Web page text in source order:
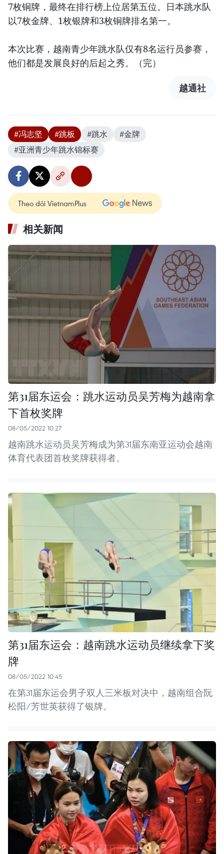
7枚铜牌，最终在排行榜上位居第五位。日本跳水队
以7枚金牌、1枚银牌和3枚铜牌排名第一。
本次比赛，越南青少年跳水队仅有8名运行员参赛，
他们都是发展良好的后起之秀。（完）
越通社
#冯志坚 #跳板 #跳水
#金牌
#亚洲青少年跳水锦标赛
Theo dõi VietnamPlus
相关新闻
第31届东运会：跳水运动员吴芳梅为越南拿
下首枚奖牌
08/05/2022 10:27
越南跳水运动员吴芳梅成为第31届东南亚运动会越南
体育代表团首枚奖牌获得者。
第31届东运会：越南跳水运动员继续拿下奖
牌
08/05/2022 10:45
在第31届东运会男子双人三米板对决中，越南组合阮
松阳/芳世英获得了银牌。